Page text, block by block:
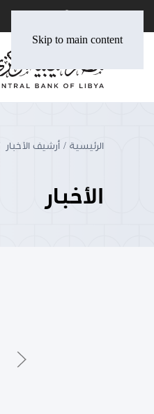
Skip to main content
الرئيسية أرشيف الأخبار
الأخبار